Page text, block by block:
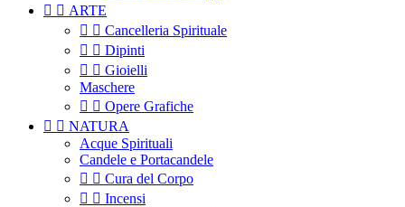
  ARTE
  Cancelleria Spirituale
  Dipinti
  Gioielli
Maschere
  Opere Grafiche
  NATURA
Acque Spirituali
Candele e Portacandele
  Cura del Corpo
  Incensi